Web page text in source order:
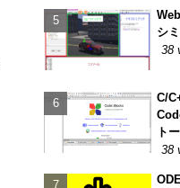
シ
38
C/
ト
38